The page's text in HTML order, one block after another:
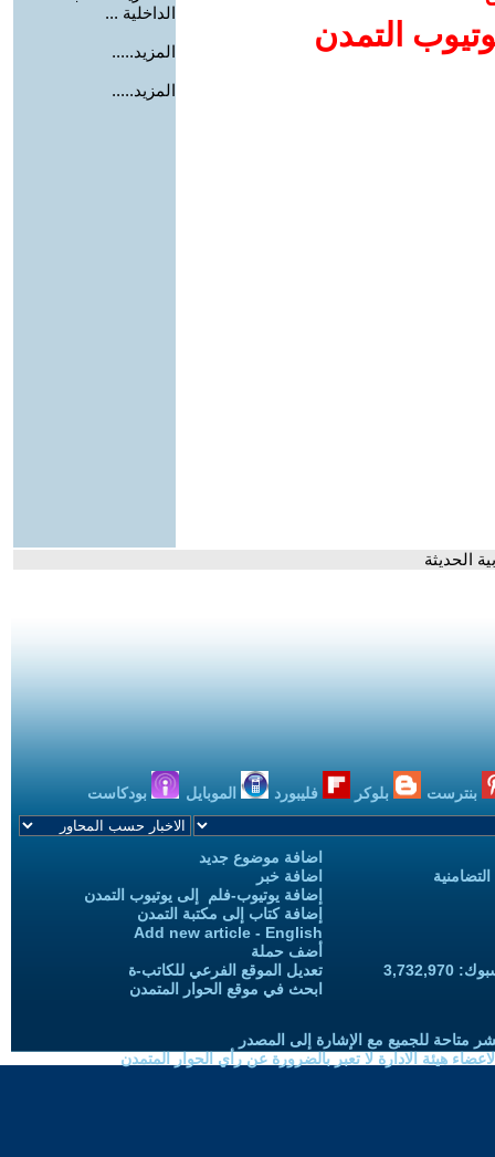
التمدن
الداخلية ...
المزيد.....
المزيد.....
الحديثة
بنترست بلوكر فليبورد الموبايل بودكاست
اضافة موضوع جديد
اضافة خبر
إضافة يوتيوب-فلم إلى يوتيوب التمدن
إضافة كتاب إلى مكتبة التمدن
Add new article - English
أضف حملة
تعديل الموقع الفرعي للكاتب-ة
ابحث في موقع الحوار المتمدن
متاحة للجميع مع الإشارة إلى المصدر
هيئة الادارة لا تعبر بالضرورة عن رأي الحوار المتمدن